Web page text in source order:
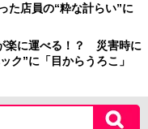
店員の“粋な計らい”に
楽に運べる！？ 災害時に
ク”に「目からうろこ」